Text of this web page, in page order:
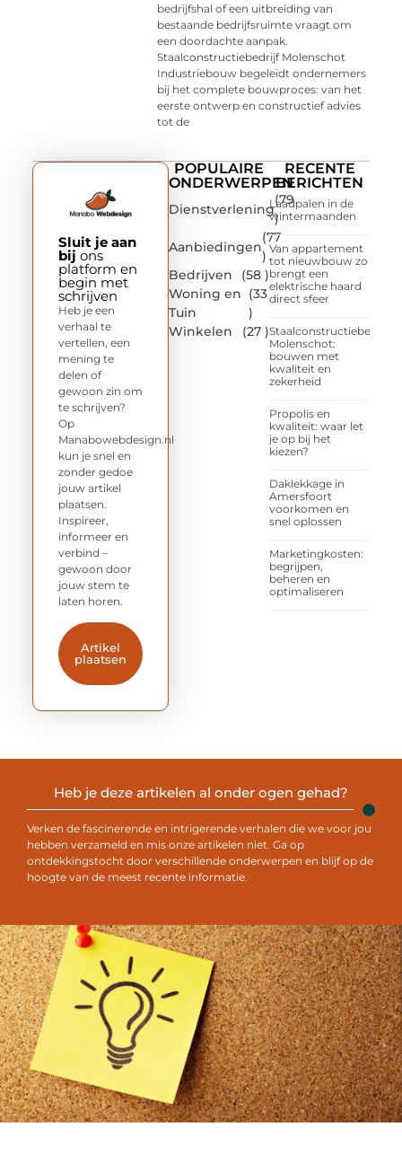
bedrijfshal of een uitbreiding van
bestaande bedrijfsruimte vraagt om
een doordachte aanpak.
Staalconstructiebedrijf Molenschot
Industriebouw begeleidt ondernemers
bij het complete bouwproces: van het
eerste ontwerp en constructief advies
tot de
POPULAIRE
ONDERWERPEN
Dienstverlening
(79
)
Aanbiedingen
(77
)
Bedrijven
(58 )
Woning en
Tuin
(33
)
Winkelen
(27 )
RECENTE
BERICHTEN
Laadpalen in de
wintermaanden
Van appartement
tot nieuwbouw zo
brengt een
elektrische haard
direct sfeer
Staalconstructiebedrijf
Molenschot:
bouwen met
kwaliteit en
zekerheid
Propolis en
kwaliteit: waar let
je op bij het
kiezen?
Daklekkage in
Amersfoort
voorkomen en
snel oplossen
Marketingkosten:
begrijpen,
beheren en
optimaliseren
Sluit je aan
bij ons
platform en
begin met
schrijven
Heb je een
verhaal te
vertellen, een
mening te
delen of
gewoon zin om
te schrijven?
Op
Manabowebdesign.nl
kun je snel en
zonder gedoe
jouw artikel
plaatsen.
Inspireer,
informeer en
verbind –
gewoon door
jouw stem te
laten horen.
Artikel
plaatsen
Heb je deze artikelen al onder ogen gehad?
Verken de fascinerende en intrigerende verhalen die we voor jou
hebben verzameld en mis onze artikelen niet. Ga op
ontdekkingstocht door verschillende onderwerpen en blijf op de
hoogte van de meest recente informatie.